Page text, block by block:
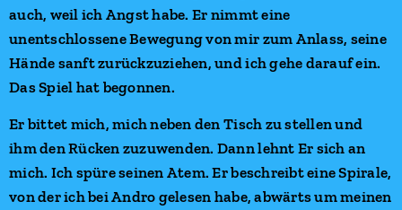
auch, weil ich Angst habe. Er nimmt eine
unentschlossene Bewegung von mir zum Anlass, seine
Hände sanft zurückzuziehen, und ich gehe darauf ein.
Das Spiel hat begonnen.
Er bittet mich, mich neben den Tisch zu stellen und
ihm den Rücken zuzuwenden. Dann lehnt Er sich an
mich. Ich spüre seinen Atem. Er beschreibt eine Spirale,
von der ich bei Andro gelesen habe, abwärts um meinen